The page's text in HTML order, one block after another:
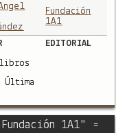
Fundación
1A1
EDITORIAL
libros
Última
1A1" =